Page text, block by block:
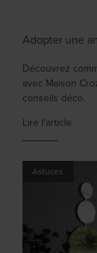
Adopter une
Découvrez
avec Maison
conseils déco.
Lire l'article
Astuces